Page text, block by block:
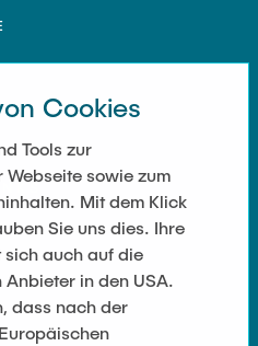
Cookies
Tools zur
sowie zum
Mit dem Klick
Sie uns dies. Ihre
auch auf die
in den USA.
dass nach der